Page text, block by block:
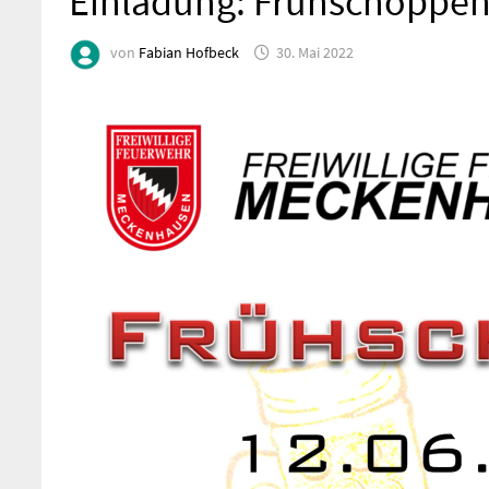
von Fabian Hofbeck 30. Mai 2022